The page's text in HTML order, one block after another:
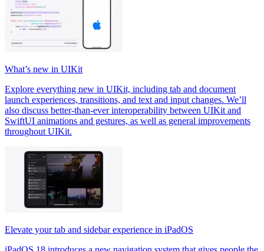
What’s new in UIKit
Explore everything new in UIKit, including tab and document
launch experiences, transitions, and text and input changes. We’ll
also discuss better-than-ever interoperability between UIKit and
SwiftUI animations and gestures, as well as general improvements
throughout UIKit.
Elevate your tab and sidebar experience in iPadOS